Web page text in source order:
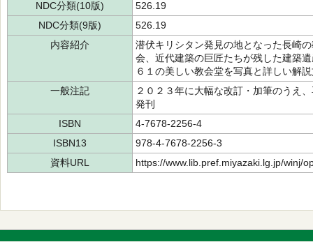
NDC分類(10版)
526.19
NDC分類(9版)
526.19
内容紹介
潜伏キリシタン発見の地となった長崎
会、近代建築の巨匠たちが残した建築
６１の美しい教会堂を写真と詳しい解
一般注記
２０２３年に大幅な改訂・加筆のうえ
発刊
ISBN
4-7678-2256-4
ISBN13
978-4-7678-2256-3
資料URL
https://www.lib.pref.miyazaki.lg.jp/winj/